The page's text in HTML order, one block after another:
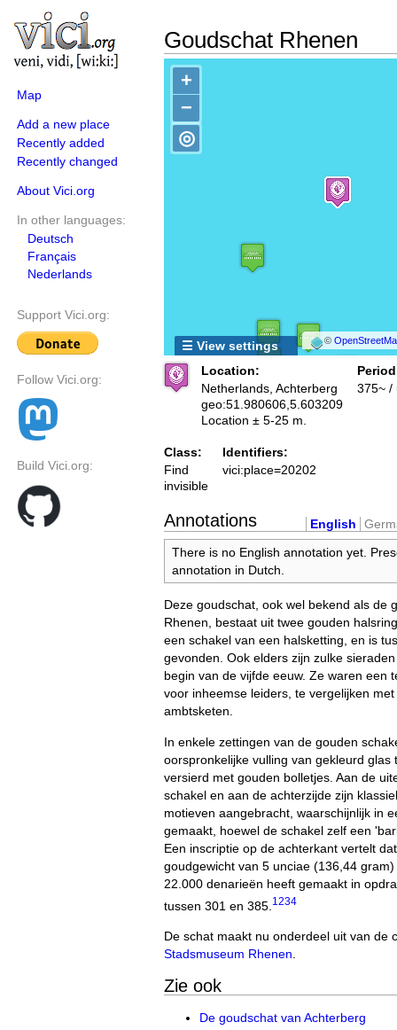
Map
Add a new place
Recently added
Recently changed
About Vici.org
In other languages:
Deutsch
Français
Nederlands
Support Vici.org:
Follow Vici.org:
Build Vici.org:
Goudschat Rhenen
+
−
©
◎
☰ View settings
Location:
Netherlands, Achterberg
geo:51.980606,5.603209
Location ± 5-25 m.
375~ /
Class:
Find
invisible
Identifiers:
vici:place=20202
Annotations English
There is no English annotation yet.
annotation in Dutch.
Deze goudschat, ook wel bekend als de
Rhenen, bestaat uit twee gouden
een schakel van een halsketting, en is
gevonden. Ook elders zijn zulke
begin van de vijfde eeuw. Ze waren een
voor inheemse leiders, te vergelijken
ambtsketen.
In enkele zettingen van de gouden
oorspronkelijke vulling van gekleurd glas
versierd met gouden bolletjes. Aan de
schakel en aan de achterzijde zijn
motieven aangebracht, waarschijnlijk in
gemaakt, hoewel de schakel zelf een
Een inscriptie op de achterkant vertelt
goudgewicht van 5 unciae (136,44
22.000 denarieën heeft gemaakt in
tussen 301 en 385. 1 234
De schat maakt nu onderdeel uit van de
Stadsmuseum Rhenen
Zie ook
De goudschat van Achterberg